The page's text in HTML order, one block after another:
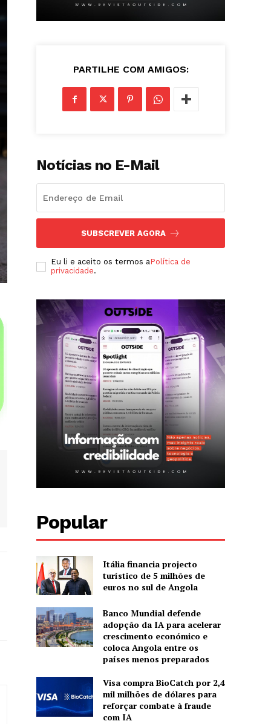
PARTILHE COM AMIGOS:
Notícias no E-Mail
SUBSCREVER AGORA
Eu li e aceito os termos aPolítica de
privacidade.
Popular
Itália financia projecto
turístico de 5 milhões de
euros no sul de Angola
Banco Mundial defende
adopção da IA para acelerar
crescimento económico e
coloca Angola entre os
países menos preparados
Visa compra BioCatch por 2,4
mil milhões de dólares para
reforçar combate à fraude
com IA